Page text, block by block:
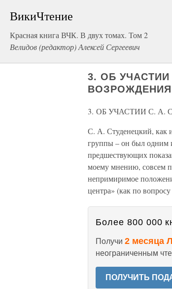
ВикиЧтение
Красная книга ВЧК. В двух томах. Том 2
Велидов (редактор) Алексей Сергеевич
3. ОБ
3. ОБ УЧАСТИИ С. А.
С. А. Студенецкий, как
группы – он был одним
предшествующих
моему мнению, совсем
непримиримое
центра» (как по
Более 800 000
Получи 2 месяца
неограниченным
ПОЛУЧИТЬ